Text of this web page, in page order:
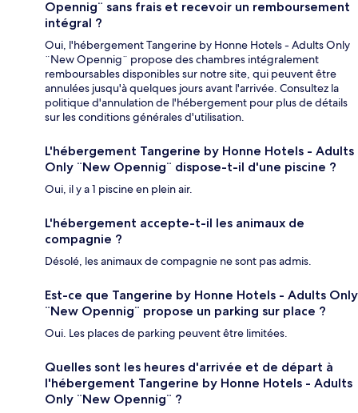
Opennig¨ sans frais et recevoir un remboursement
intégral ?
Oui, l'hébergement Tangerine by Honne Hotels - Adults Only
¨New Opennig¨ propose des chambres intégralement
remboursables disponibles sur notre site, qui peuvent être
annulées jusqu'à quelques jours avant l'arrivée. Consultez la
politique d'annulation de l'hébergement pour plus de détails
sur les conditions générales d'utilisation.
L'hébergement Tangerine by Honne Hotels - Adults
Only ¨New Opennig¨ dispose-t-il d'une piscine ?
Oui, il y a 1 piscine en plein air.
L'hébergement accepte-t-il les animaux de
compagnie ?
Désolé, les animaux de compagnie ne sont pas admis.
Est-ce que Tangerine by Honne Hotels - Adults Only
¨New Opennig¨ propose un parking sur place ?
Oui. Les places de parking peuvent être limitées.
Quelles sont les heures d'arrivée et de départ à
l'hébergement Tangerine by Honne Hotels - Adults
Only ¨New Opennig¨ ?